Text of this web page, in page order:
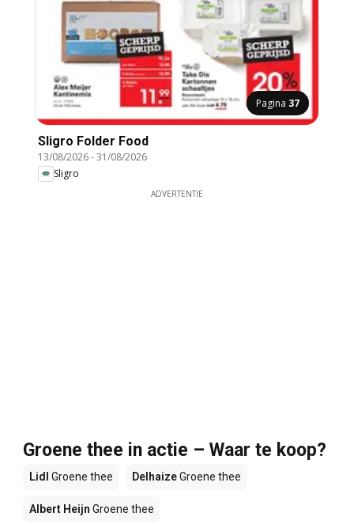
Pagina 37
Sligro Folder Food
13/08/2026-31/08/2026
Sligro
ADVERTENTIE
Groene thee in actie – Waar te koop?
Lidl Groene thee DelhaizeGroene thee
Albert Heijn Groene thee